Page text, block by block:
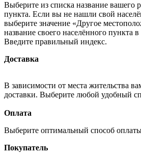
Выберите из списка название вашего
пункта. Если вы не нашли свой
выберите значение «Другое
название своего населённого пункта
Введите правильный индекс.
Доставка
В зависимости от места жительства
доставки. Выберите любой удобный
Оплата
Выберите оптимальный способ
Покупатель